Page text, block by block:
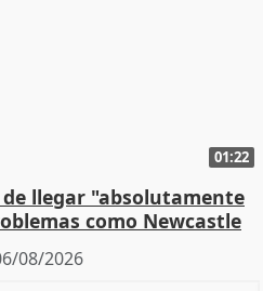
01:22
de llegar "absolutamente
como Newcastle
08/2026